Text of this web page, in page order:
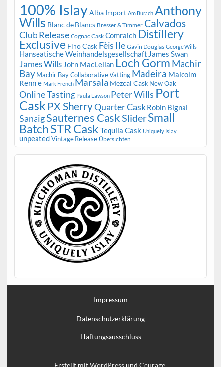
100% IslayAlba Import Am Burach Anthony
Wills Blanc de Blancs Bresser & Timmer Calvados
Club Release Cognac Cask Comraich Distillery
Exclusive Fino Cask Fèis Ile Gavin Douglas George Wills
Hanseatische Weinhandelsgesellschaft James Swan
James Wills John MacLellan Loch Gorm Machir
Bay Machir Bay Collaborative Vatting Madeira Malcolm
Rennie Mark French Marsala Mezcal Cask New Oak
Online Tasting Paula Lawson Peter Wills Port
Cask PX SherryQuarter Cask Robin Bignal
SanaigSauternes Cask SliderSmall
BatchSTR Cask Tequila Cask Uniquely Islay
unpeatedVintage Release Übersichten
Impressum
Datenschutzerklärung
Haftungsausschluss
Erstellt mitWordPressund Courage.